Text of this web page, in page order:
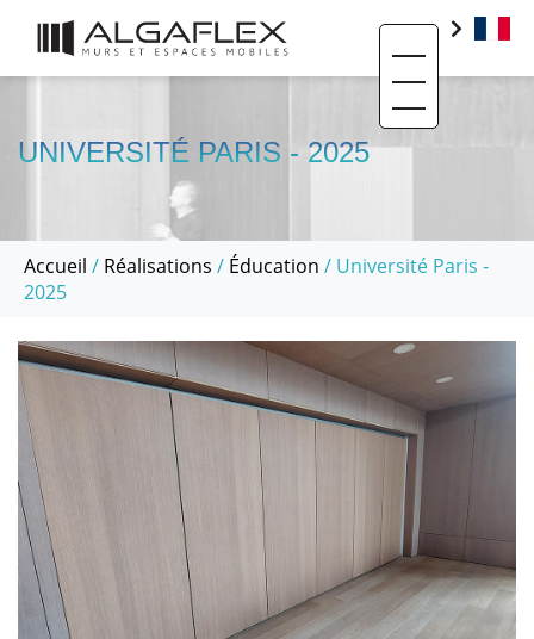
BASE DOCUMENTAIRE
RÉALISATIONS
Toggle
UNIVERSITÉ PARIS - 2025
Accueil / Réalisations / Éducation / Université Paris -
2025